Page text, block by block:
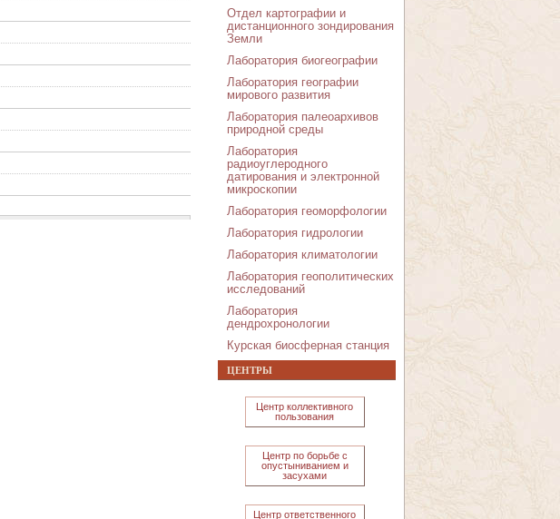
Отдел картографии и
дистанционного зондирования
Земли
Лаборатория биогеографии
Лаборатория географии
мирового развития
Лаборатория палеоархивов
природной среды
Лаборатория
радиоуглеродного
датирования и электронной
микроскопии
Лаборатория геоморфологии
Лаборатория гидрологии
Лаборатория климатологии
Лаборатория геополитических
исследований
Лаборатория
дендрохронологии
Курская биосферная станция
ЦЕНТРЫ
Центр коллективного
пользования
Центр по борьбе с
опустыниванием и
засухами
Центр ответственного